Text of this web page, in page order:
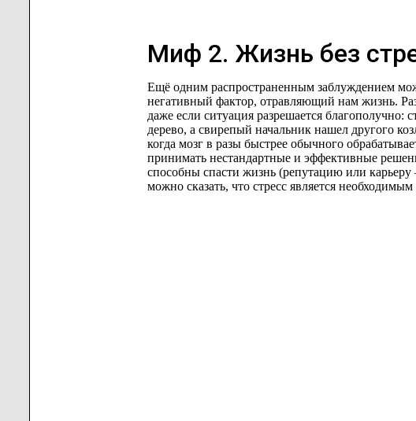
Миф 2. Жизнь без
Ещё одним распространенным заблуждением
негативный фактор, отравляющий нам жизнь.
даже если ситуация разрешается благополучно:
дерево, а свирепый начальник нашел другого
когда мозг в разы быстрее обычного
принимать нестандартные и эффективные
способны спасти жизнь (репутацию или
можно сказать, что стресс является